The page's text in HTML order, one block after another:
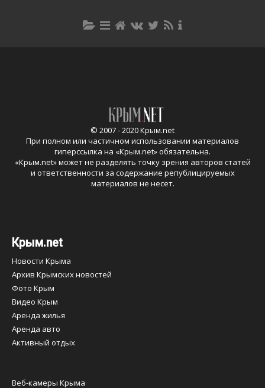
© 2007 - 2020 Крым.net
При полном или частичном использовании материалов
гиперссылка на «Крым.net» обязательна.
«Крым.net» может не разделять точку зрения авторов статей
и ответственности за содержание републицируемых
материалов не несет.
Крым.net
Новости Крыма
Архив Крымских новостей
Фото Крым
Видео Крым
Аренда жилья
Аренда авто
Активный отдых
Веб-камеры Крыма